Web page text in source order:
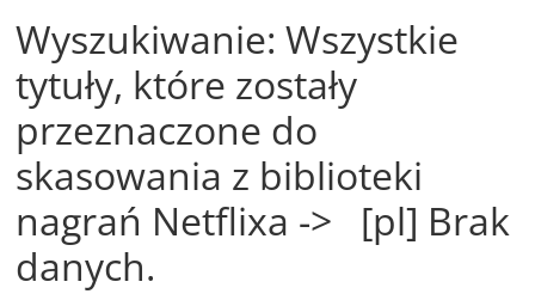
Wyszukiwanie: Wszystkie
tytuły, które zostały
przeznaczone do
skasowania z biblioteki
nagrań Netflixa -> [pl] Brak
danych.